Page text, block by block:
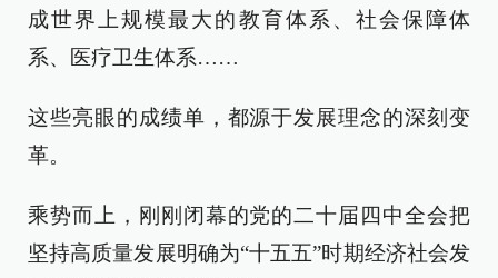
成世界上规模最大的教育体系、社会保障体
系、医疗卫生体系……
这些亮眼的成绩单，都源于发展理念的深刻变
革。
乘势而上，刚刚闭幕的党的二十届四中全会把
坚持高质量发展明确为“十五五”时期经济社会发